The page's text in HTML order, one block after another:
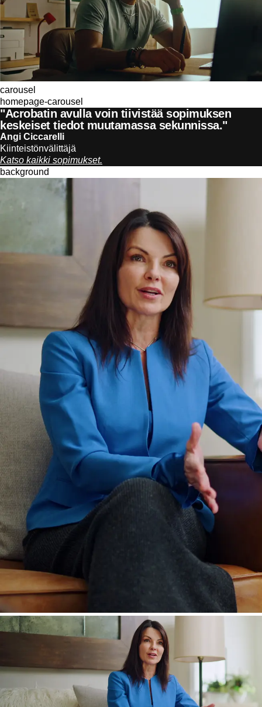
carousel
homepage-carousel
"Acrobatin avulla voin tiivistää sopimuksen
keskeiset tiedot muutamassa sekunnissa."
Angi Ciccarelli
Kiinteistönvälittäjä
Katso kaikki sopimukset.
background